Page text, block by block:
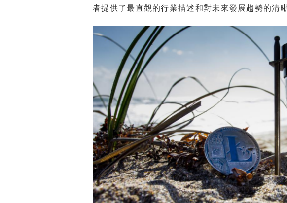
者提供了最直觀的行業描述和對未來發展趨勢的清晰